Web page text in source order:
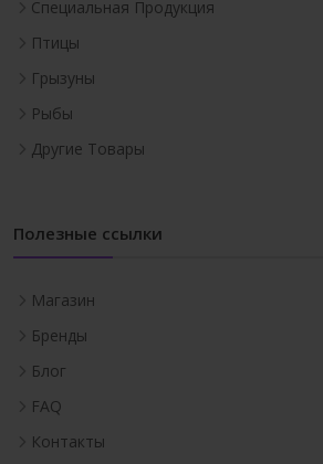
Специальная Продукция
Птицы
Грызуны
Рыбы
Другие Товары
Полезные ссылки
Магазин
Бренды
Блог
FAQ
Контакты